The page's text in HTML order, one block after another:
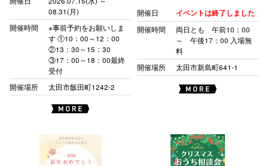
08.31(月)
開催時間
※事前予約をお願いしま
す ①10：00～12：00
②13：30～15：30
③17：00～18：00最終
受付
開催場所
太田市飯田町1242-2
開催日 イベントは終了しました
開催時間
両日とも 午前10：00
～ 午後17：00 入場無
料
開催場所
太田市新島町641-1